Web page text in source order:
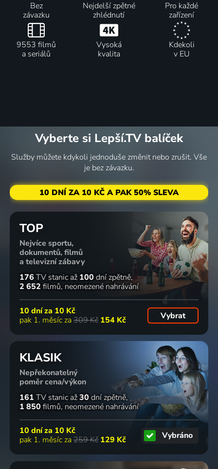
Bez
závazku
Nejdelší zpětné
zhlédnutí
Pro každé
zařízení
9553 filmů
a seriálů
Vysoká
kvalita
Kdekoli
v EU
Vyberte si Lepší.TV balíček
Služby můžete kdykoli jednoduše změnit nebo zrušit. Vše
je bez závazku.
10 DNÍ ZA 10 KČ A PAK 50% SLEVA
TOP
Nejvíce sportu,
dokumentů, filmů
a televizní zábavy
176 TV stanic až 100 dní zpětně
2 652 filmů neomezené nahrávání
10 dní za 10 Kč
pak 1. měsíc za 309 Kč 154 Kč Vybrat
KLASIK
Nepřekonatelný
poměr cena/výkon
161 TV stanic až30 dní zpětně
1 850 filmů neomezené nahrávání
10 dní za 10 Kč
pak 1. měsíc za 259 Kč 129 Kč Vybráno